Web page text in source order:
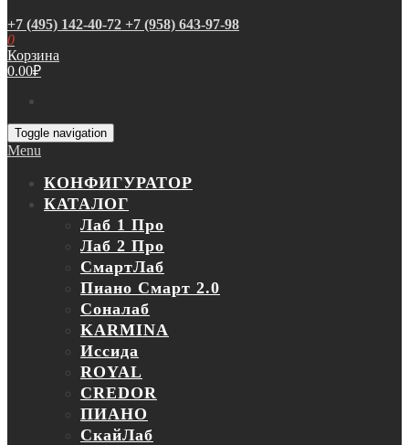
+7 (495) 142-40-72 +7 (958) 643-97-98
0
Корзина
0.00₽
Toggle navigation
Menu
КОНФИГУРАТОР
КАТАЛОГ
Лаб 1 Про
Лаб 2 Про
СмартЛаб
Пиано Смарт 2.0
Соналаб
KARMINA
Иссида
ROYAL
CREDOR
ПИАНО
СкайЛаб